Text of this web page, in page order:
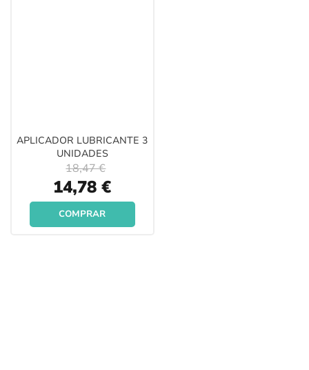
APLICADOR LUBRICANTE 3
UNIDADES
Special
Price
14,78 €
18,47 €
COMPRAR